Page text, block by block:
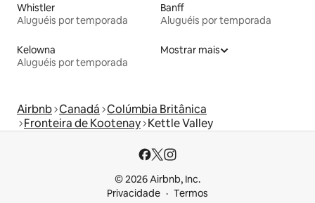
Whistler
Aluguéis por temporada
Banff
Aluguéis por temporada
Kelowna
Aluguéis por temporada
Mostrar mais
Airbnb Canadá Colúmbia Britânica
Fronteira de Kootenay Kettle Valley
© 2026 Airbnb, Inc.
Privacidade
Termos